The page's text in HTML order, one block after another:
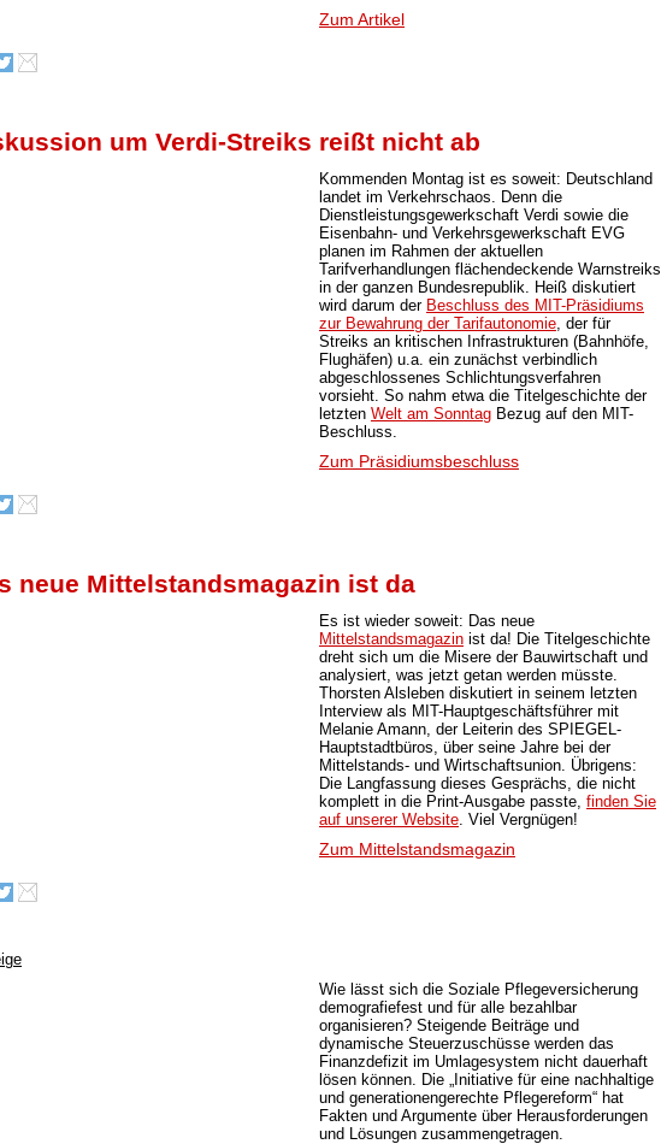
Zum Artikel
um Verdi-Streiks reißt nicht ab
Kommenden Montag ist es soweit: Deutschland
landet im Verkehrschaos. Denn die
Dienstleistungsgewerkschaft Verdi sowie die
Eisenbahn- und Verkehrsgewerkschaft EVG
planen im Rahmen der aktuellen
Tarifverhandlungen flächendeckende Warnstreiks
in der ganzen Bundesrepublik. Heiß diskutiert
wird darum der Beschluss des MIT-Präsidiums
zur Bewahrung der Tarifautonomie, der für
Streiks an kritischen Infrastrukturen (Bahnhöfe,
Flughäfen) u.a. ein zunächst verbindlich
abgeschlossenes Schlichtungsverfahren
vorsieht. So nahm etwa die Titelgeschichte der
letzten Welt am Sonntag Bezug auf den MIT-
Beschluss.
Zum Präsidiumsbeschluss
neue Mittelstandsmagazin ist da
Es ist wieder soweit: Das neue
Mittelstandsmagazin ist da! Die Titelgeschichte
dreht sich um die Misere der Bauwirtschaft und
analysiert, was jetzt getan werden müsste.
Thorsten Alsleben diskutiert in seinem letzten
Interview als MIT-Hauptgeschäftsführer mit
Melanie Amann, der Leiterin des SPIEGEL-
Hauptstadtbüros, über seine Jahre bei der
Mittelstands- und Wirtschaftsunion. Übrigens:
Die Langfassung dieses Gesprächs, die nicht
komplett in die Print-Ausgabe passte, finden Sie
auf unserer Website. Viel Vergnügen!
Zum Mittelstandsmagazin
Wie lässt sich die Soziale Pflegeversicherung
demografiefest und für alle bezahlbar
organisieren? Steigende Beiträge und
dynamische Steuerzuschüsse werden das
Finanzdefizit im Umlagesystem nicht dauerhaft
lösen können. Die „Initiative für eine nachhaltige
und generationengerechte Pflegereform“ hat
Fakten und Argumente über Herausforderungen
und Lösungen zusammengetragen.